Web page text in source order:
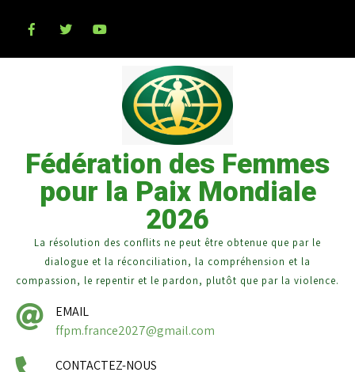
Fédération des Femmes
pour la Paix Mondiale
2026
La résolution des conflits ne peut être obtenue que par le
dialogue et la réconciliation, la compréhension et la
compassion, le repentir et le pardon, plutôt que par la violence.
EMAIL
ffpm.france2027@gmail.com
CONTACTEZ-NOUS